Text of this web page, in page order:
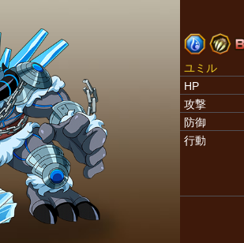
ユミル
HP
攻撃
防御
行動